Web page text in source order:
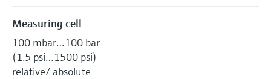
Measuring cell
100 mbar…100 bar
(1.5 psi…1500 psi)
relative/ absolute